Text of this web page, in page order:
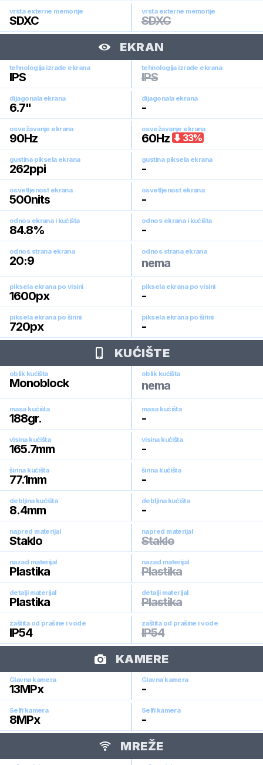
vrsta externe memorije
SDXC
vrsta externe memorije
SDXC
EKRAN
tehnologija izrade ekrana
IPS
tehnologija izrade ekrana
IPS
dijagonala ekrana
6.7"
dijagonala ekrana
-
osvežavanje ekrana
90Hz
osvežavanje ekrana
60Hz 33%
gustina piksela ekrana
262ppi
gustina piksela ekrana
-
osvetljenost ekrana
500nits
osvetljenost ekrana
-
odnos ekrana i kućišta
84.8%
odnos ekrana i kućišta
-
odnos strana ekrana
20:9
odnos strana ekrana
nema
piksela ekrana po visini
1600px
piksela ekrana po visini
-
piksela ekrana po širini
720px
piksela ekrana po širini
-
KUĆIŠTE
oblik kućišta
Monoblock
oblik kućišta
nema
masa kućišta
188gr.
masa kućišta
-
visina kućišta
165.7mm
visina kućišta
-
širina kućišta
77.1mm
širina kućišta
-
debljina kućišta
8.4mm
debljina kućišta
-
napred materijal
Staklo
napred materijal
Staklo
nazad materijal
Plastika
nazad materijal
Plastika
detalji materijal
Plastika
detalji materijal
Plastika
zaštita od prašine i vode
IP54
zaštita od prašine i vode
IP54
KAMERE
Glavna kamera
13MPx
Glavna kamera
-
Selfi kamera
8MPx
Selfi kamera
-
MREŽE